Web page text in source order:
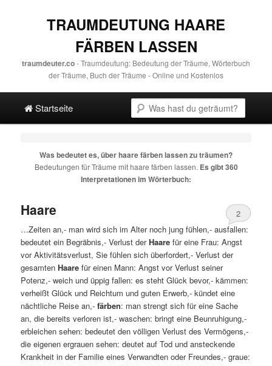
TRAUMDEUTUNG HAARE
FÄRBEN LASSEN
traumdeuter.co- Traumdeutung: Bedeutung der Träume, Wörterbuch
der Träume, Buch der Träume - Online und Kostenlos
Direkt zum Hauptinhalt
Spring zur sekundären Inhalt
Startseite
Was bedeutet es, überhaare färben lassenzu träumen?
Bedeutungen für Träume mithaare färben lassen. Es gibt 360
Interpretationen im Wörterbuch:
Haare
2
…Zeiten an,- man wird sich im Alter noch jung fühlen,- ausfallen:
bedeutet ein Begräbnis,- Verlust derHaare für eine Frau: Angst
vor Aktivitätsverlust, Sie fühlen sich überfordert,- Verlust der
gesamtenHaare für einen Mann: Angst vor Verlust seiner
Potenz,- weich und üppig fallen: es steht Glück bevor,- kämmen:
verheißt Glück und Reichtum und guten Erwerb,- kündet eine
nächtliche Reise an,-färben: man strengt sich für eine Sache
an, die bereits verloren ist,- waschen: bringt eine Beunruhigung,-
erbleichen sehen: bedeutet den völligen Verlust des Vermögens,-
die eigenen ergrauen sehen: deutet auf Tod und ansteckende
Krankheit in der Familie eines Verwandten oder Freundes,- graue: